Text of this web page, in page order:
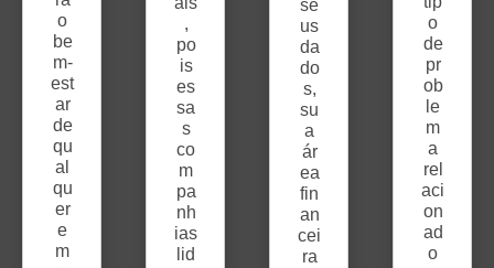
o
be
m-
est
ar
de
qu
al
qu
er
e
m
,
po
is
es
sa
s
co
m
pa
nh
ias
lid
se
us
da
do
s,
su
a
ár
ea
fin
an
cei
ra
o
de
pr
ob
le
m
a
rel
aci
on
ad
o